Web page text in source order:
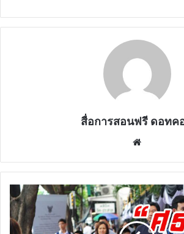
สื่อการสอนฟรี ดอทค
กระทรวง
ศึกษาธิการ
เตรียม
เสนอ